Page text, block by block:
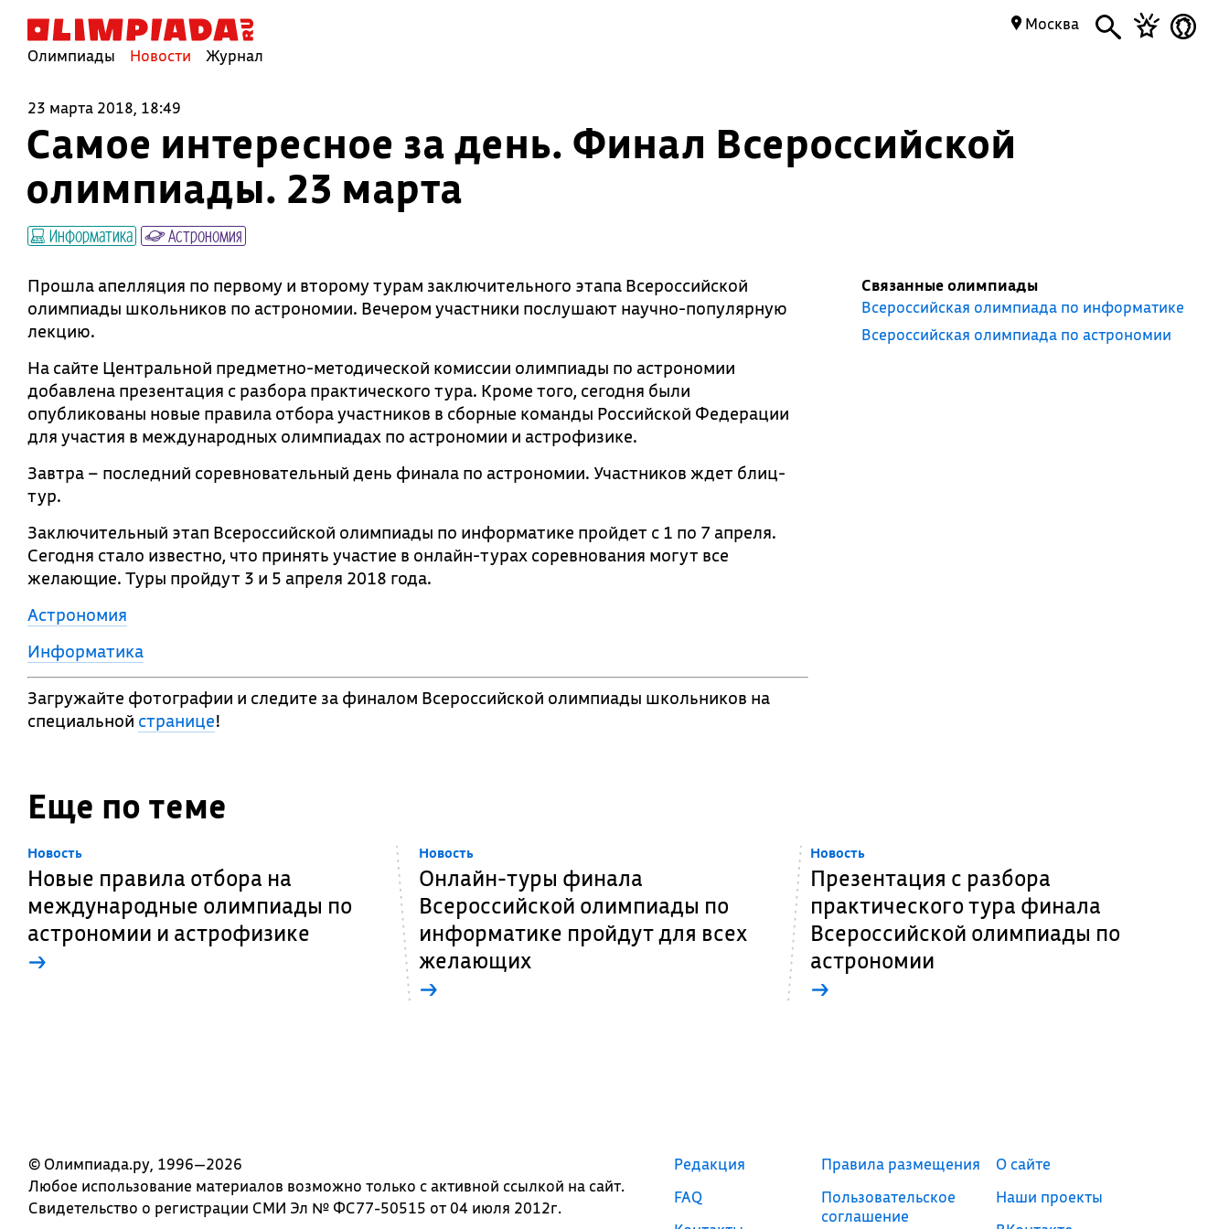
Олимпиады Новости Журнал
Москва
23 марта 2018, 18:49
Самое интересное за день. Финал Всероссийской
олимпиады. 23 марта
Информатика Астрономия
Прошла апелляция по первому и второму турам заключительного этапа Всероссийской
олимпиады школьников по астрономии. Вечером участники послушают научно-популярную
лекцию.
На сайте Центральной предметно-методической комиссии олимпиады по астрономии
добавлена презентация с разбора практического тура. Кроме того, сегодня были
опубликованы новые правила отбора участников в сборные команды Российской Федерации
для участия в международных олимпиадах по астрономии и астрофизике.
Завтра – последний соревновательный день финала по астрономии. Участников ждет блиц-
тур.
Заключительный этап Всероссийской олимпиады по информатике пройдет с 1 по 7 апреля.
Сегодня стало известно, что принять участие в онлайн-турах соревнования могут все
желающие. Туры пройдут 3 и 5 апреля 2018 года.
Астрономия
Информатика
Загружайте фотографии и следите за финалом Всероссийской олимпиады школьников на
специальной странице!
Связанные олимпиады
Всероссийская олимпиада по информатике
Всероссийская олимпиада по астрономии
Еще по теме
Новость
Новые правила отбора на
международные олимпиады по
астрономии и астрофизике
→
Новость
Онлайн-туры финала
Всероссийской олимпиады по
информатике пройдут для всех
желающих
→
Новость
Презентация с разбора
практического тура финала
Всероссийской олимпиады по
астрономии
→
© Олимпиада.ру, 1996—2026
Любое использование материалов возможно только с активной ссылкой на сайт.
Свидетельство о регистрации СМИ Эл № ФС77-50515 от 04 июля 2012г.
Редакция
FAQ
Правила размещения
Пользовательское
соглашение
О сайте
Наши проекты